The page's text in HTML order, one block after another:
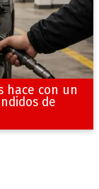
hace con un
de